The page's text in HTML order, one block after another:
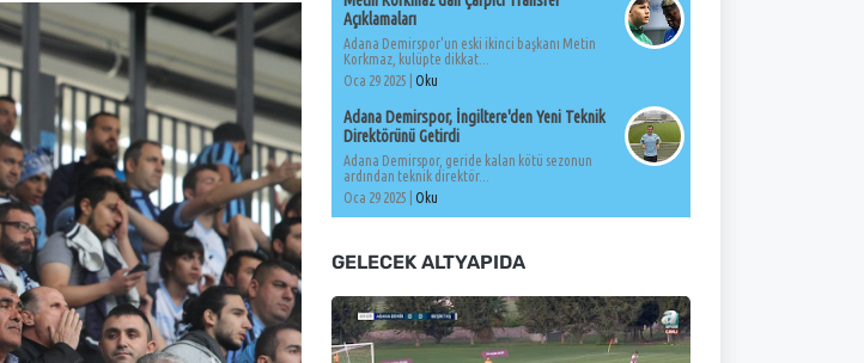
Açıklamaları
Adana Demirspor'un eski ikinci başkanı Metin
Korkmaz, kulüpte dikkat...
Oca 29 2025 |
Oku
Adana Demirspor, İngiltere'den Yeni Teknik
Direktörünü Getirdi
Adana Demirspor, geride kalan kötü sezonun
ardından teknik direktör...
Oca 29 2025 |
Oku
GELECEK ALTYAPIDA